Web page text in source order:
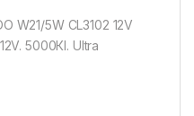
W21/5W CL3102 12V
5000Кl. Ultra